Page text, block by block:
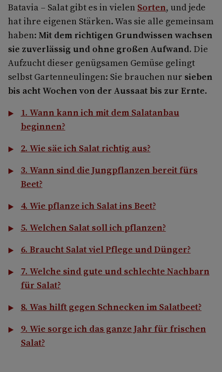
Batavia – Salat gibt es in vielen Sorten, und jede
hat ihre eigenen Stärken. Was sie alle gemeinsam
haben: Mit dem richtigen Grundwissen wachsen
sie zuverlässig und ohne großen Aufwand. Die
Aufzucht dieser genügsamen Gemüse gelingt
selbst Gartenneulingen: Sie brauchen nur sieben
bis acht Wochen von der Aussaat bis zur Ernte.
1. Wann kann ich mit dem Salatanbau
beginnen?
2. Wie säe ich Salat richtig aus?
3. Wann sind die Jungpflanzen bereit fürs
Beet?
4. Wie pflanze ich Salat ins Beet?
5. Welchen Salat soll ich pflanzen?
6. Braucht Salat viel Pflege und Dünger?
7. Welche sind gute und schlechte Nachbarn
für Salat?
8. Was hilft gegen Schnecken im Salatbeet?
9. Wie sorge ich das ganze Jahr für frischen
Salat?